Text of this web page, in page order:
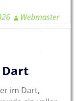
Webmaster
im Dart,